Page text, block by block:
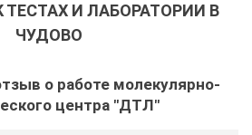
И ЛАБОРАТОРИИ В
ЧУДОВО
о работе молекулярно-
центра "ДТЛ"